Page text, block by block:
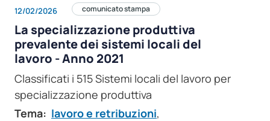
12/02/2026 comunicato stampa
La specializzazione produttiva
prevalente dei sistemi locali del
lavoro - Anno 2021
Classificati i 515 Sistemi locali del lavoro per
specializzazione produttiva
Tema: lavoro e retribuzioni,